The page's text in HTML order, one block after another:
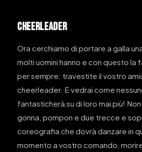
CHEERLEADER
Ora cerchiamo di portare a galla
molti uomini hanno e con questo la
per sempre: travestite il vostro
cheerleader. E vedrai come
fantasticherà su di loro mai più!
gonna, pompon e due trecce e
coreografia che dovrà danzare in
momento a vostro comando,